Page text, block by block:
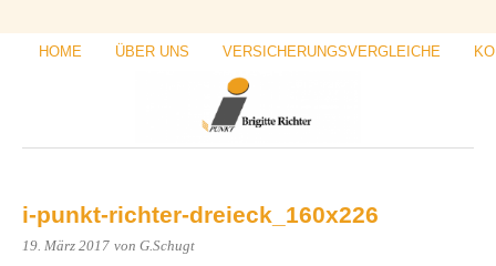
HOME ÜBER UNS VERSICHERUNGSVERGLEICHE
i-punkt-richter-dreieck_160x226
19. März 2017 von G.Schugt